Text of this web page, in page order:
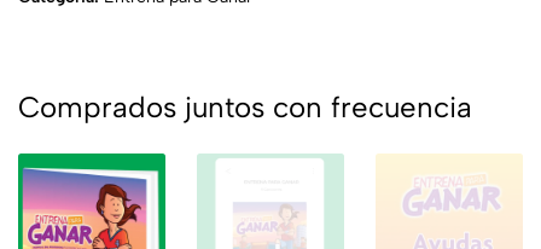
Comprados juntos con frecuencia